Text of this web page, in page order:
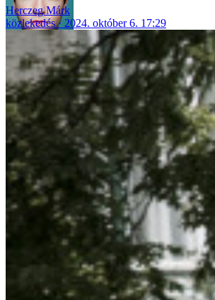
Herczeg Márk
közlekedés
2024. október 6. 17:29